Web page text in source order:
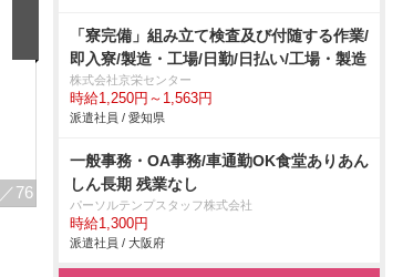
／76
「寮完備」組み立て検査及び付随する作業/
即入寮/製造・工場/日勤/日払い/工場・製造
株式会社京栄センター
時給1,250円～1,563円
派遣社員 / 愛知県
一般事務・OA事務/車通勤OK食堂ありあん
しん長期 残業なし
パーソルテンプスタッフ株式会社
時給1,300円
派遣社員 / 大阪府